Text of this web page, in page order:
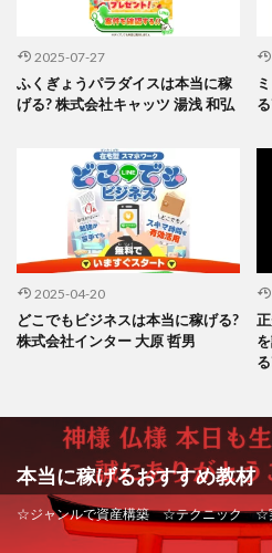
2025-07-27
ふくぎょうパラダイスは本当に稼
げる? 株式会社キャッツ 湯浅 和弘
2025-04-20
どこでもビジネスは本当に稼げる?
株式会社インター 大原 哲男
本当に稼げるおすすめ教材
☆ジャンルで資産構築 ☆テクニック ☆